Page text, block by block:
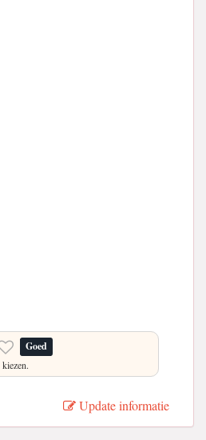
Goed
kiezen.
Update informatie